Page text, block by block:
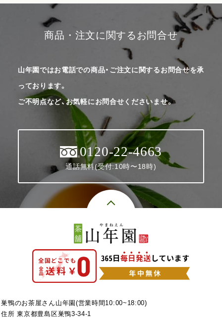
商品・注文に関するお問合せ
山年園ではお電話での商品・ご注文に関するお問合せを承
っております。
ご不明点など、お気軽にお問合せくださいませ。
0120-22-4663
通話無料(受付:10時〜18時)
巣鴨のお茶屋さん山年園(営業時間10:00~18:00)
住所 東京都豊島区巣鴨3-34-1